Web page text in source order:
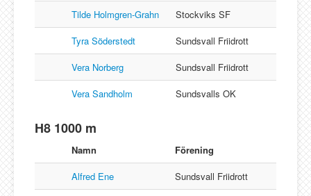
Tilde Holmgren-Grahn
Stockviks SF
Tyra Söderstedt
Sundsvall Friidrott
Vera Norberg
Sundsvall Friidrott
Vera Sandholm
Sundsvalls OK
H8 1000 m
Namn
Förening
Alfred Ene
Sundsvall Friidrott